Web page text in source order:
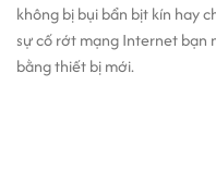
không bị bụi bẩn bịt kín hay
sự cố rớt mạng Internet bạn
bằng thiết bị mới.